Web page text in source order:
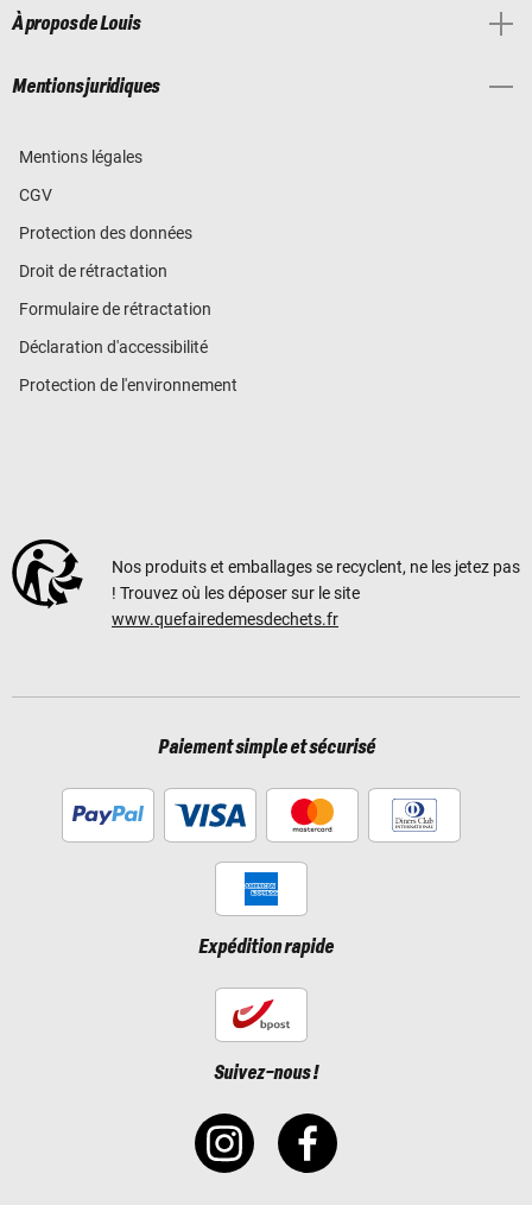
À propos de Louis
Mentions juridiques
Mentions légales
CGV
Protection des données
Droit de rétractation
Formulaire de rétractation
Déclaration d'accessibilité
Protection de l'environnement
Nos produits et emballages se recyclent, ne les jetez pas
! Trouvez où les déposer sur le site
www.quefairedemesdechets.fr
Paiement simple et sécurisé
Expédition rapide
Suivez-nous !